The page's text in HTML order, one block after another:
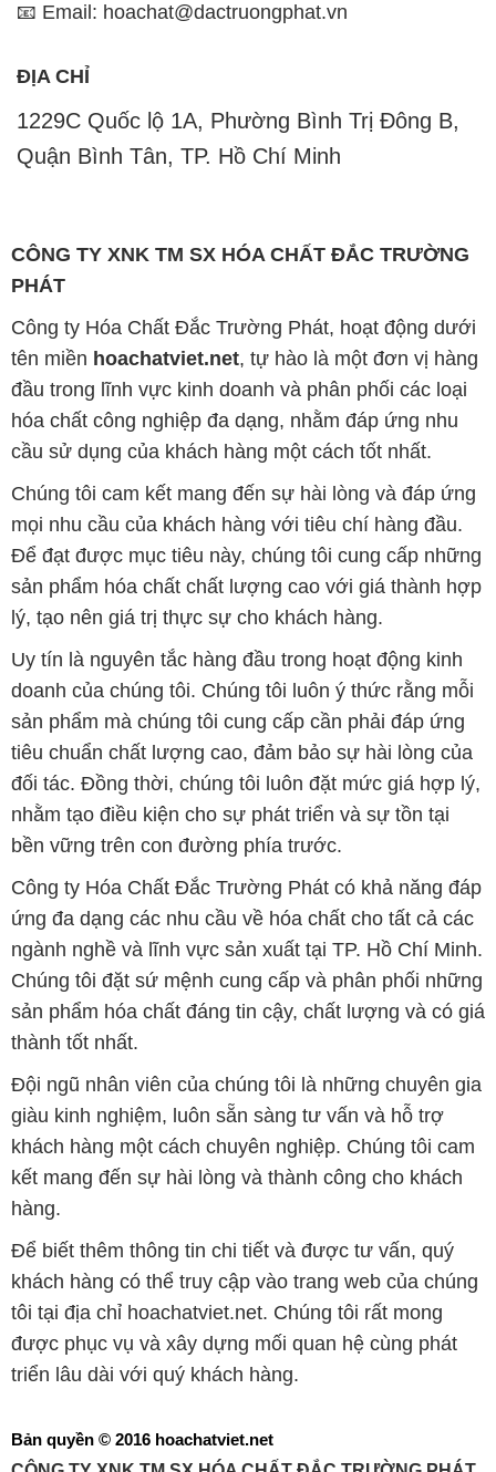
📧 Email: hoachat@dactruongphat.vn
ĐỊA CHỈ
1229C Quốc lộ 1A, Phường Bình Trị Đông B,
Quận Bình Tân, TP. Hồ Chí Minh
CÔNG TY XNK TM SX HÓA CHẤT ĐẮC TRƯỜNG
PHÁT
Công ty Hóa Chất Đắc Trường Phát, hoạt động dưới
tên miền hoachatviet.net, tự hào là một đơn vị hàng
đầu trong lĩnh vực kinh doanh và phân phối các loại
hóa chất công nghiệp đa dạng, nhằm đáp ứng nhu
cầu sử dụng của khách hàng một cách tốt nhất.
Chúng tôi cam kết mang đến sự hài lòng và đáp ứng
mọi nhu cầu của khách hàng với tiêu chí hàng đầu.
Để đạt được mục tiêu này, chúng tôi cung cấp những
sản phẩm hóa chất chất lượng cao với giá thành hợp
lý, tạo nên giá trị thực sự cho khách hàng.
Uy tín là nguyên tắc hàng đầu trong hoạt động kinh
doanh của chúng tôi. Chúng tôi luôn ý thức rằng mỗi
sản phẩm mà chúng tôi cung cấp cần phải đáp ứng
tiêu chuẩn chất lượng cao, đảm bảo sự hài lòng của
đối tác. Đồng thời, chúng tôi luôn đặt mức giá hợp lý,
nhằm tạo điều kiện cho sự phát triển và sự tồn tại
bền vững trên con đường phía trước.
Công ty Hóa Chất Đắc Trường Phát có khả năng đáp
ứng đa dạng các nhu cầu về hóa chất cho tất cả các
ngành nghề và lĩnh vực sản xuất tại TP. Hồ Chí Minh.
Chúng tôi đặt sứ mệnh cung cấp và phân phối những
sản phẩm hóa chất đáng tin cậy, chất lượng và có giá
thành tốt nhất.
Đội ngũ nhân viên của chúng tôi là những chuyên gia
giàu kinh nghiệm, luôn sẵn sàng tư vấn và hỗ trợ
khách hàng một cách chuyên nghiệp. Chúng tôi cam
kết mang đến sự hài lòng và thành công cho khách
hàng.
Để biết thêm thông tin chi tiết và được tư vấn, quý
khách hàng có thể truy cập vào trang web của chúng
tôi tại địa chỉ hoachatviet.net. Chúng tôi rất mong
được phục vụ và xây dựng mối quan hệ cùng phát
triển lâu dài với quý khách hàng.
Bản quyền © 2016 hoachatviet.net